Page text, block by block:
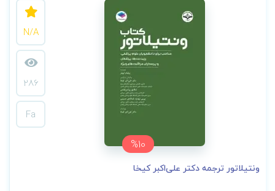
%10
N/A
286
Fa
ونتیلاتور ترجمه دکتر علی‌اکبر کیخا